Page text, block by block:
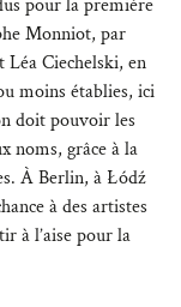
Monniot, par
Ciechelski, en
moins établies, ici
doit pouvoir les
noms, grâce à la
À Berlin, à Łódź
à des artistes
à l’aise pour la